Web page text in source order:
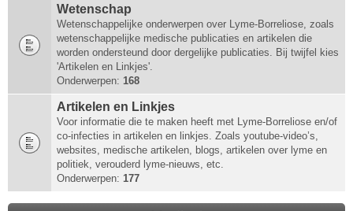
Wetenschap
Wetenschappelijke onderwerpen over Lyme-Borreliose, zoals
wetenschappelijke medische publicaties en artikelen die
worden ondersteund door dergelijke publicaties. Bij twijfel kies
'Artikelen en Linkjes'.
Onderwerpen: 168
Artikelen en Linkjes
Voor informatie die te maken heeft met Lyme-Borreliose en/of
co-infecties in artikelen en linkjes. Zoals youtube-video’s,
websites, medische artikelen, blogs, artikelen over lyme en
politiek, verouderd lyme-nieuws, etc.
Onderwerpen: 177